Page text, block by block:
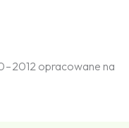
– 2012 opracowane na